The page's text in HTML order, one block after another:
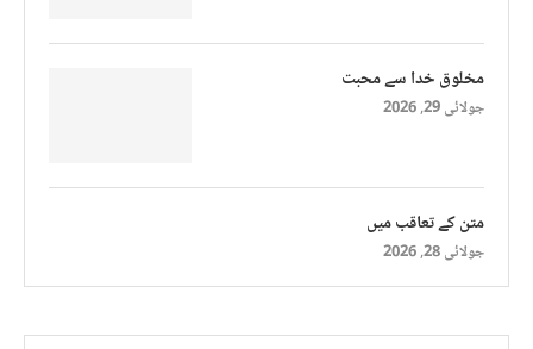
مخلوق خدا سے محبت
جولائی 29, 2026
متن کے تعاقب میں
جولائی 28, 2026